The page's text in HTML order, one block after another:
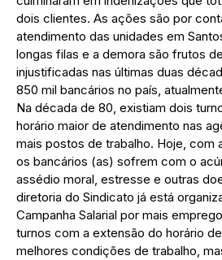
dois clientes. As ações são por
atendimento das unidades em
longas filas e a demora são frutos
injustificadas nas últimas duas
850 mil bancários no país,
Na década de 80, existiam dois
horário maior de atendimento nas
mais postos de trabalho. Hoje, com
os bancários (as) sofrem com o
assédio moral, estresse e outras
diretoria do Sindicato já está
Campanha Salarial por mais
turnos com a extensão do horário
melhores condições de trabalho,